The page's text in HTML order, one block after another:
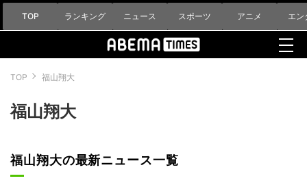
TOP ランキング ニュース スポーツ アニメ エン
TOP 福山翔大
福山翔大
福山翔大の最新ニュース一覧